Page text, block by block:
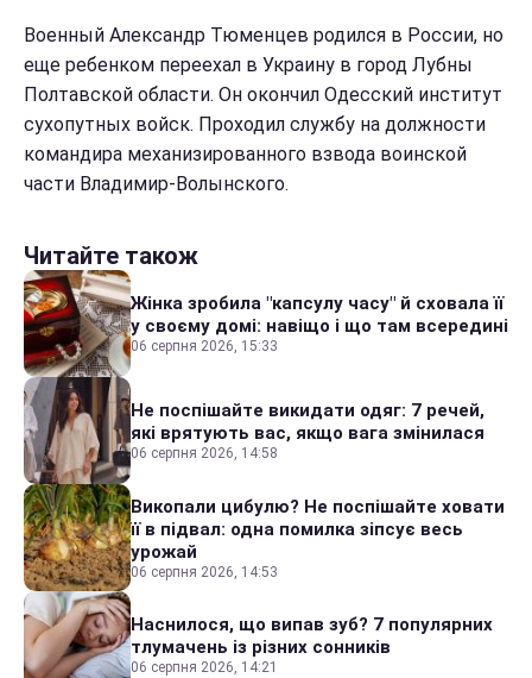
Военный Александр Тюменцев родился в России, но
еще ребенком переехал в Украину в город Лубны
Полтавской области. Он окончил Одесский институт
сухопутных войск. Проходил службу на должности
командира механизированного взвода воинской
части Владимир-Волынского.
Читайте також
Жінка зробила "капсулу часу" й сховала її
у своєму домі: навіщо і що там всередині
06 серпня 2026, 15:33
Не поспішайте викидати одяг: 7 речей,
які врятують вас, якщо вага змінилася
06 серпня 2026, 14:58
Викопали цибулю? Не поспішайте ховати
її в підвал: одна помилка зіпсує весь
урожай
06 серпня 2026, 14:53
Наснилося, що випав зуб? 7 популярних
тлумачень із різних сонників
06 серпня 2026, 14:21